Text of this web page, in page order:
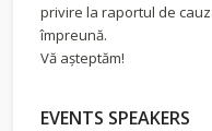
privire la raportul de
împreună.
Vă așteptăm!
EVENTS SPEAKERS